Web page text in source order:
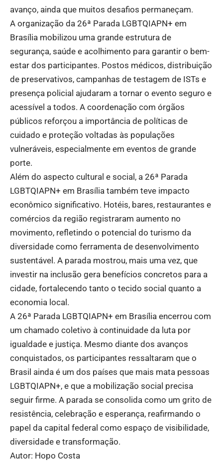
avanço, ainda que muitos desafios permaneçam.
A organização da 26ª Parada LGBTQIAPN+ em
Brasília mobilizou uma grande estrutura de
segurança, saúde e acolhimento para garantir o bem-
estar dos participantes. Postos médicos, distribuição
de preservativos, campanhas de testagem de ISTs e
presença policial ajudaram a tornar o evento seguro e
acessível a todos. A coordenação com órgãos
públicos reforçou a importância de políticas de
cuidado e proteção voltadas às populações
vulneráveis, especialmente em eventos de grande
porte.
Além do aspecto cultural e social, a 26ª Parada
LGBTQIAPN+ em Brasília também teve impacto
econômico significativo. Hotéis, bares, restaurantes e
comércios da região registraram aumento no
movimento, refletindo o potencial do turismo da
diversidade como ferramenta de desenvolvimento
sustentável. A parada mostrou, mais uma vez, que
investir na inclusão gera benefícios concretos para a
cidade, fortalecendo tanto o tecido social quanto a
economia local.
A 26ª Parada LGBTQIAPN+ em Brasília encerrou com
um chamado coletivo à continuidade da luta por
igualdade e justiça. Mesmo diante dos avanços
conquistados, os participantes ressaltaram que o
Brasil ainda é um dos países que mais mata pessoas
LGBTQIAPN+, e que a mobilização social precisa
seguir firme. A parada se consolida como um grito de
resistência, celebração e esperança, reafirmando o
papel da capital federal como espaço de visibilidade,
diversidade e transformação.
Autor: Hopo Costa